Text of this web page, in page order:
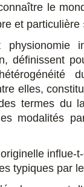
le
et particulière
physionomie
définissent
elles,
termes du
modalités
influe-
typiques par